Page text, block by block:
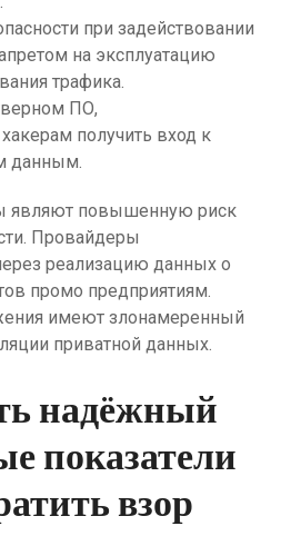
при задействовании
на эксплуатацию
трафика.
ПО,
получить вход к
данным.
являют повышенную риск
Провайдеры
реализацию данных о
промо предприятиям.
имеют злонамеренный
приватной данных.
надёжный
показатели
взор